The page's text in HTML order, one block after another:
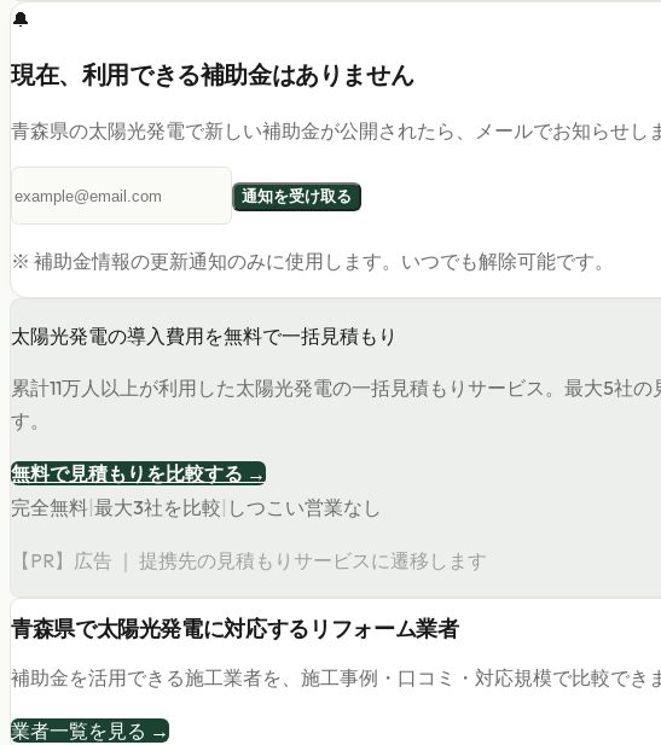
🔔
現在、利用できる補助金はありません
青森県の太陽光発電で新しい補助金が公開されたら、メールでお知らせし
通知を受け取る
※ 補助金情報の更新通知のみに使用します。いつでも解除可能です。
太陽光発電の導入費用を無料で一括見積もり
累計11万人以上が利用した太陽光発電の一括見積もりサービス。最大5社
す。
無料で見積もりを比較する →
完全無料 最大3社を比較 しつこい営業なし
【PR】広告 ｜ 提携先の見積もりサービスに遷移します
青森県で太陽光発電に対応するリフォーム業者
補助金を活用できる施工業者を、施工事例・口コミ・対応規模で比較でき
業者一覧を見る →